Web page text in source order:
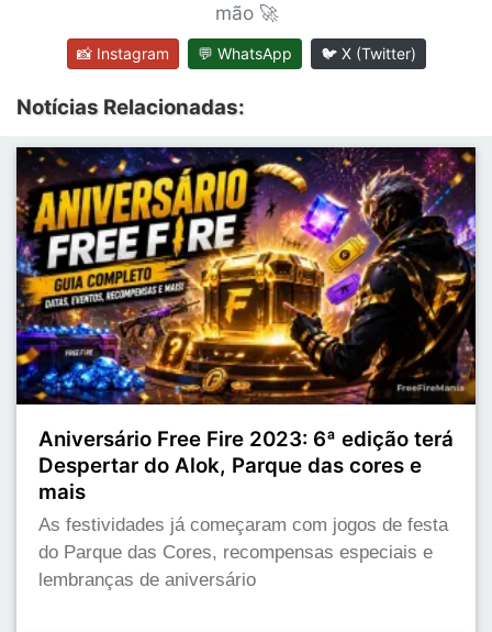
mão 🚀
📸 Instagram 💬 WhatsApp 🐦 X (Twitter)
Notícias Relacionadas:
Aniversário Free Fire 2023: 6ª edição terá
Despertar do Alok, Parque das cores e
mais
As festividades já começaram com jogos de festa
do Parque das Cores, recompensas especiais e
lembranças de aniversário